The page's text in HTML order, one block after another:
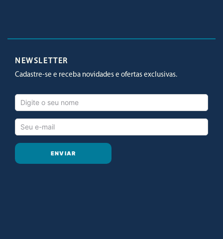
NEWSLETTER
Cadastre-se e receba novidades e ofertas exclusivas.
ENVIAR